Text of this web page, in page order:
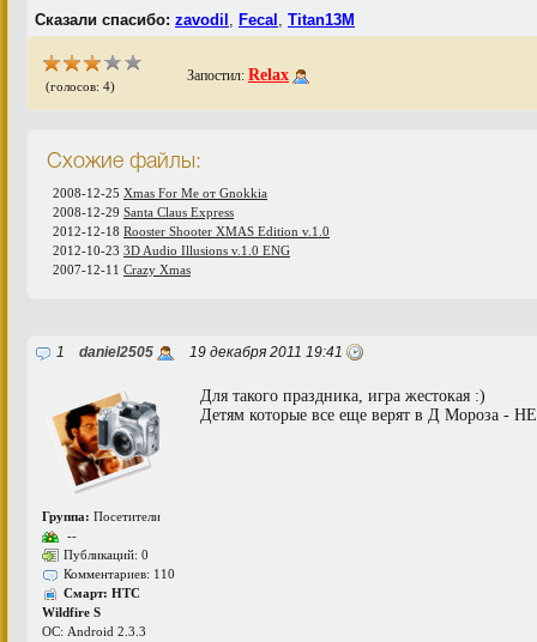
Сказали спасибо: zavodil , Fecal , Titan13M
(голосов: 4)
Запостил: Relax
Схожие файлы:
2008-12-25 Xmas For Me от Gnokkia
2008-12-29 Santa Claus Express
2012-12-18 Rooster Shooter XMAS Edition v.1.0
2012-10-23 3D Audio Illusions v.1.0 ENG
2007-12-11 Crazy Xmas
1 daniel2505 19 декабря 2011 19:41
Группа: Посетители
--
Публикаций: 0
Комментариев: 110
Смарт: HTC
Wildfire S
ОС: Android 2.3.3
Для такого праздника, игра жестокая :)
Детям которые все еще верят в Д Мороза -